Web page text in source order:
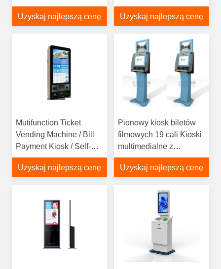
Wyświetlanie typu
interfejsu
Uzyskaj najlepszą cenę
Conform Europe MDD i
USA FDCA Standard,
Uzyskaj najlepszą cenę
Mutifunction Ticket
Vending Machine / Bill
Payment Kiosk / Self-
Service Kiosk dla
społeczności,
Uzyskaj najlepszą cenę
Pionowy kiosk biletów
filmowych 19 cali Kioski
multimedialne z
ekranem
Uzyskaj najlepszą cenę